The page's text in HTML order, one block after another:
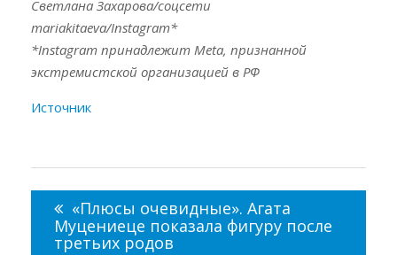
Светлана Захарова/соцсети
mariakitaeva/Instagram*
*Instagram принадлежит Meta, признанной
экстремистской организацией в РФ
Источник
записям
«Плюсы очевидные». Агата
Муцениеце показала фигуру после
третьих родов